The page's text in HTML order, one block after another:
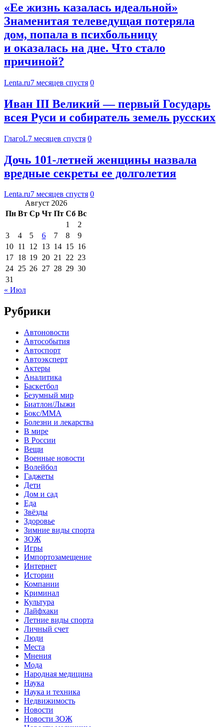
«Ее жизнь казалась идеальной»
Знаменитая телеведущая потеряла
дом, попала в психбольницу
и оказалась на дне. Что стало
причиной?
Lenta.ru7 месяцев спустя 0
Иван III Великий — первый Государь
всея Руси и собиратель земель русских
ГлагоL7 месяцев спустя 0
Дочь 101-летней женщины назвала
вредные секреты ее долголетия
Lenta.ru7 месяцев спустя 0
Август 2026
Пн Вт Ср Чт Пт Сб Вс
1
2
3
4 5 6 7 8
9
10 11 12 13 14 15 16
17 18 19 20 21 22 23
24 25 26 27 28 29 30
31
« Июл
Рубрики
Автоновости
Автособытия
Автоспорт
Автоэксперт
Актеры
Аналитика
Баскетбол
Безумный мир
Биатлон/Лыжи
Бокс/MMA
Болезни и лекарства
В мире
В России
Вещи
Военные новости
Волейбол
Гаджеты
Дети
Дом и сад
Еда
Звёзды
Здоровье
Зимние виды спорта
ЗОЖ
Игры
Импортозамещение
Интернет
Истории
Компании
Криминал
Культура
Лайфхаки
Летние виды спорта
Личный счет
Люди
Места
Мнения
Мода
Народная медицина
Наука
Наука и техника
Недвижимость
Новости
Новости ЗОЖ